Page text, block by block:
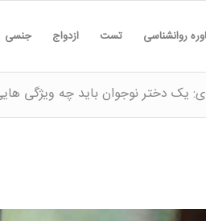
روانشناسی تست ازدواج جنسی
یک دختر نوجوان باید چه ویژگی